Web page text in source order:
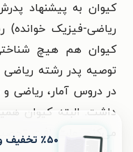
کیوان به پیشنهاد
ریاضی-فیزیک خوانده)
کیوان هم هیچ
توصیه پدر رشته ریاضی
در دروس آمار، ریاضی
داشت. البته کیوان
می‌کنم علت افت
٪۵۰ تخفیف ویژۀ اولین خرید